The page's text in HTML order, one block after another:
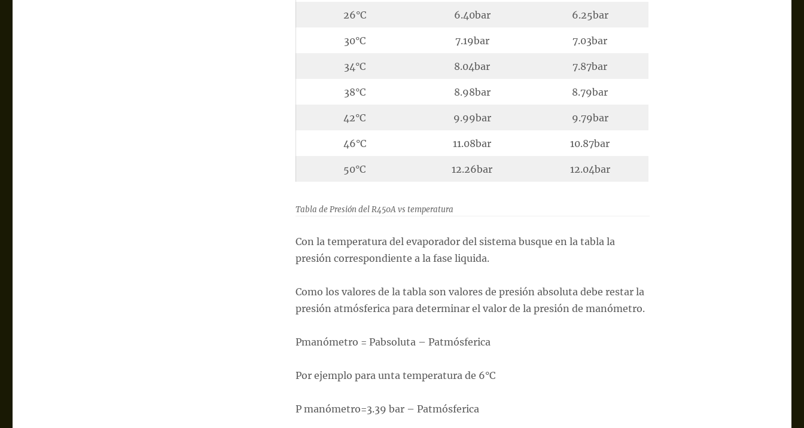
26°C 6.40bar 6.25bar
30°C 7.19bar 7.03bar
34°C 8.04bar 7.87bar
38°C 8.98bar 8.79bar
42°C 9.99bar 9.79bar
46°C 11.08bar 10.87bar
50°C 12.26bar 12.04bar
Tabla de Presión del R450A vs temperatura
Con la temperatura del evaporador del sistema busque en la tabla la
presión correspondiente a la fase liquida.
Como los valores de la tabla son valores de presión absoluta debe restar la
presión atmósferica para determinar el valor de la presión de manómetro.
Pmanómetro = Pabsoluta – Patmósferica
Por ejemplo para unta temperatura de 6°C
P manómetro=3.39 bar – Patmósferica